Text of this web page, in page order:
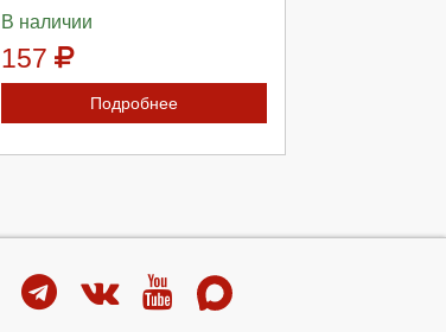
В наличии
157
Подробнее